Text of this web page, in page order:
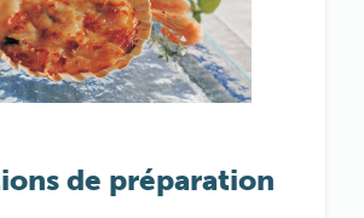
de préparation